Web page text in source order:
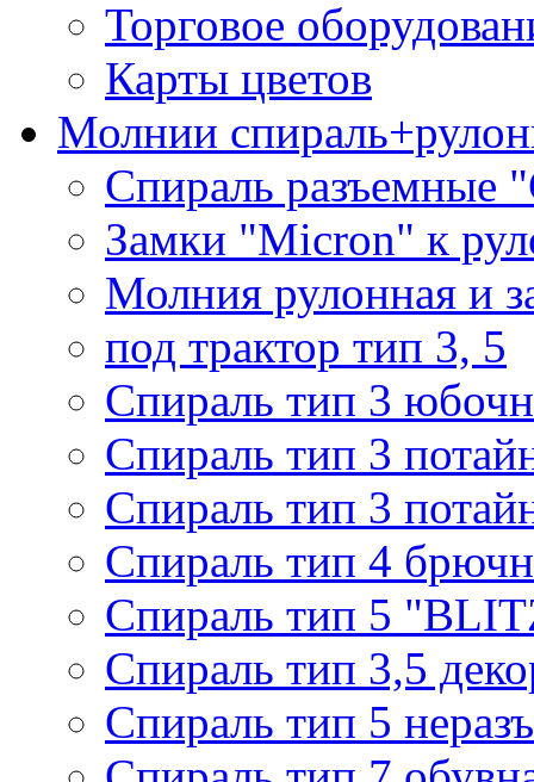
Торговое
Карты цветов
Молнии
Спираль разъемные
Замки "Micron" к
Молния рулонная и
под трактор тип 3, 5
Спираль тип 3
Спираль тип 3
Спираль тип 3
Спираль тип 4
Спираль тип 5
Спираль тип 3,5
Спираль тип 5